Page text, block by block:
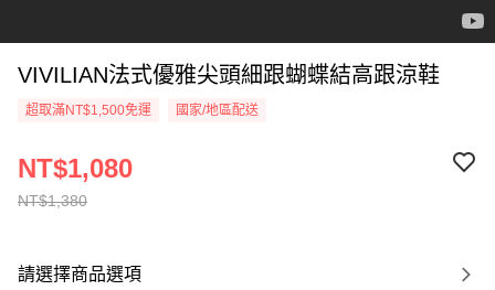
VIVILIAN法式優雅尖頭細跟蝴蝶結高跟涼鞋
超取滿NT$1,500免運 國家/地區配送
NT$1,380
NT$1,080
請選擇商品選項